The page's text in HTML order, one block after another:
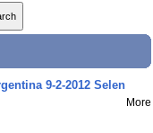
9-2-2012 Selen
More